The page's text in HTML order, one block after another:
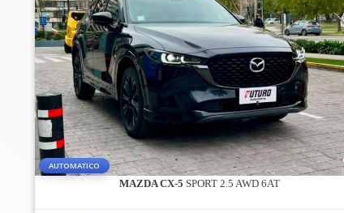
AUTOMATICO
MAZDA CX-5SPORT 2.5 AWD 6AT